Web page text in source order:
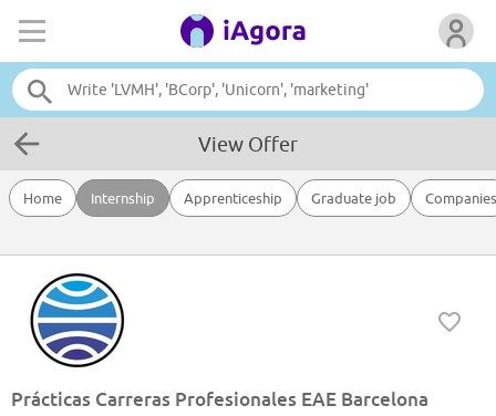
View Offer
Home Internship Apprenticeship Graduate job Companies
Prácticas Carreras Profesionales EAE Barcelona